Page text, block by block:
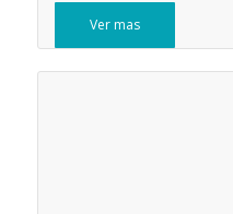
Ver mas